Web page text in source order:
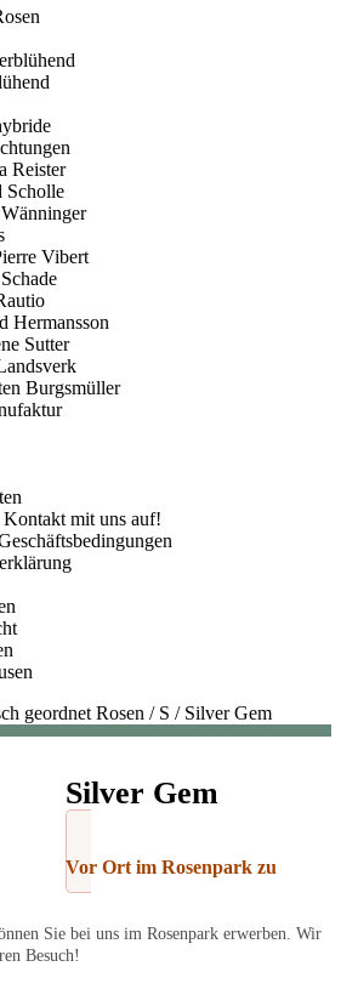
Reister
Scholle
Vibert
Hermansson
Sutter
Burgsmüller
mit uns auf!
geordnet Rosen / S / Silver Gem
Silver Gem
Vor Ort im Rosenpark zu
Sie bei uns im Rosenpark erwerben. Wir
Besuch!